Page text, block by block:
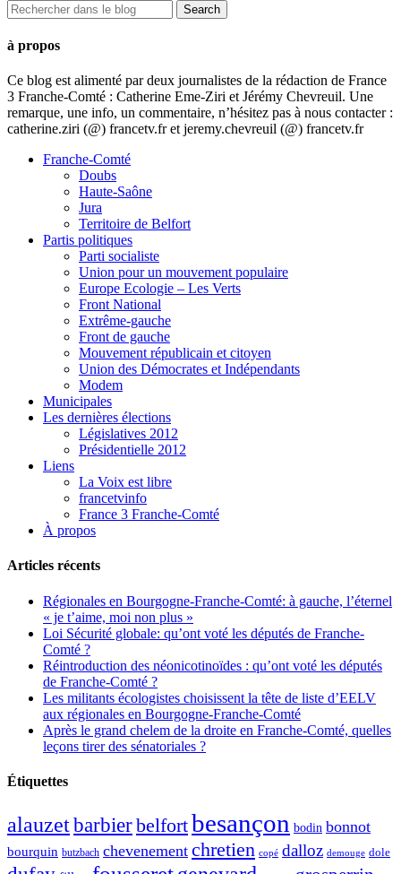
à propos
Ce blog est alimenté par deux journalistes de la rédaction de France
3 Franche-Comté : Catherine Eme-Ziri et Jérémy Chevreuil. Une
remarque, une info, un commentaire, n’hésitez pas à nous contacter :
catherine.ziri (@) francetv.fr et jeremy.chevreuil (@) francetv.fr
Franche-Comté
Doubs
Haute-Saône
Jura
Territoire de Belfort
Partis politiques
Parti socialiste
Union pour un mouvement populaire
Europe Ecologie – Les Verts
Front National
Extrême-gauche
Front de gauche
Mouvement républicain et citoyen
Union des Démocrates et Indépendants
Modem
Municipales
Les dernières élections
Législatives 2012
Présidentielle 2012
Liens
La Voix est libre
francetvinfo
France 3 Franche-Comté
À propos
Articles récents
Régionales en Bourgogne-Franche-Comté: à gauche, l’éternel
« je t’aime, moi non plus »
Loi Sécurité globale: qu’ont voté les députés de Franche-
Comté ?
Réintroduction des néonicotinoïdes : qu’ont voté les députés
de Franche-Comté ?
Les militants écologistes choisissent la tête de liste d’EELV
aux régionales en Bourgogne-Franche-Comté
Après le grand chelem de la droite en Franche-Comté, quelles
leçons tirer des sénatoriales ?
Étiquettes
alauzetbarbierbelfortbesançon bodin bonnot
bourquin butzbach chevenement chretien copé dalloz demouge dole